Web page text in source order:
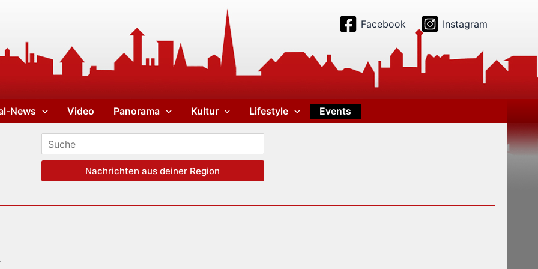
Facebook Instagram
News Video Panorama Kultur Lifestyle Events
Nachrichten aus deiner Region